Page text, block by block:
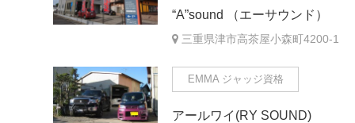
“A”sound （エーサウンド）
三重県津市高茶屋小森町4200-1
EMMA ジャッジ資格
アールワイ(RY SOUND)